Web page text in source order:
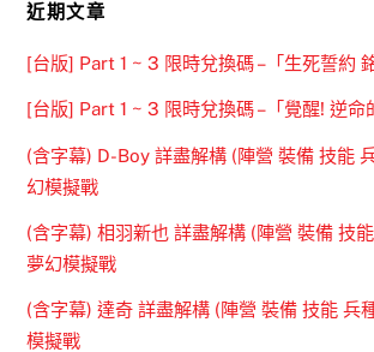
近期文章
[台版] Part 1 ~ 3 限時兌換碼 –「生死誓約
[台版] Part 1 ~ 3 限時兌換碼 –「覺醒! 逆命
(含字幕) D-Boy 詳盡解構 (陣營 裝備 技能
幻模擬戰
(含字幕) 相羽新也 詳盡解構 (陣營 裝備 技
夢幻模擬戰
(含字幕) 達奇 詳盡解構 (陣營 裝備 技能 兵
模擬戰